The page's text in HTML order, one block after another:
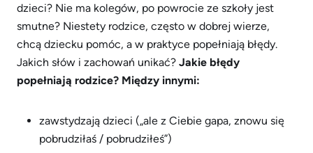
dzieci? Nie ma kolegów, po powrocie ze szkoły jest
smutne? Niestety rodzice, często w dobrej wierze,
chcą dziecku pomóc, a w praktyce popełniają błędy.
Jakich słów i zachowań unikać? Jakie błędy
popełniają rodzice? Między innymi:
zawstydzają dzieci („ale z Ciebie gapa, znowu się
pobrudziłaś / pobrudziłeś”)